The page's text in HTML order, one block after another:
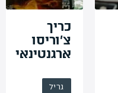
כריך
צ’וריסו
ארגנטינאי
גריל